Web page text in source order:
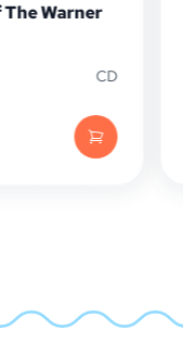
Warner
CD